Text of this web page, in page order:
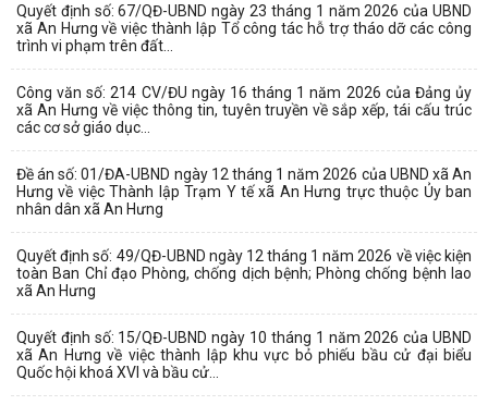
Quyết định số: 67/QĐ-UBND ngày 23 tháng 1 năm 2026 của UBND
xã An Hưng về việc thành lập Tổ công tác hỗ trợ tháo dỡ các công
trình vi phạm trên đất...
Công văn số: 214 CV/ĐU ngày 16 tháng 1 năm 2026 của Đảng ủy
xã An Hưng về việc thông tin, tuyên truyền về sắp xếp, tái cấu trúc
các cơ sở giáo dục...
Đề án số: 01/ĐA-UBND ngày 12 tháng 1 năm 2026 của UBND xã An
Hưng về việc Thành lập Trạm Y tế xã An Hưng trực thuộc Ủy ban
nhân dân xã An Hưng
Quyết định số: 49/QĐ-UBND ngày 12 tháng 1 năm 2026 về việc kiện
toàn Ban Chỉ đạo Phòng, chống dịch bệnh; Phòng chống bệnh lao
xã An Hưng
Quyết định số: 15/QĐ-UBND ngày 10 tháng 1 năm 2026 của UBND
xã An Hưng về việc thành lập khu vực bỏ phiếu bầu cử đại biểu
Quốc hội khoá XVI và bầu cử...